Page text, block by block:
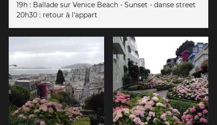
19h : Ballade sur Venice Beach - Sunset - danse street
20h30 : retour à l'appart